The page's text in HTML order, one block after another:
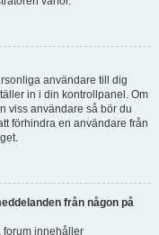
användare till dig
in i din kontrollpanel. Om
viss användare så bör du
förhindra en användare från
från någon på
forum innehåller